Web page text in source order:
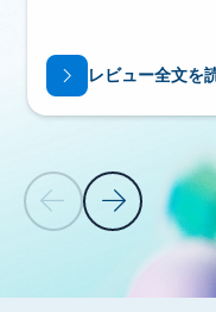
前のスライド
次のスライ
レビュー全文を
リソース - チュートリ